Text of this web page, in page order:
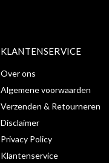
KLANTENSERVICE
Over ons
Algemene voorwaarden
Verzenden & Retourneren
Disclaimer
Privacy Policy
Klantenservice